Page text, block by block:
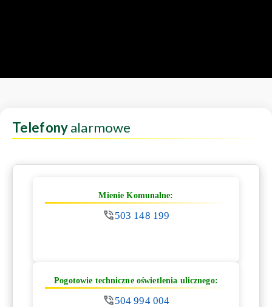
Telefonyalarmowe
Mienie Komunalne:
503 148 199
Pogotowie techniczne oświetlenia ulicznego:
504 994 004